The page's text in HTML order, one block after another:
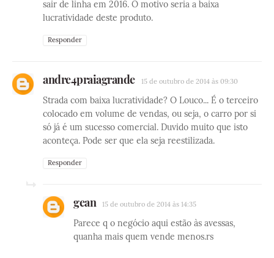
sair de linha em 2016. O motivo seria a baixa
lucratividade deste produto.
Responder
andre4praiagrande 15 de outubro de 2014 às 09:30
Strada com baixa lucratividade? O Louco... É o terceiro
colocado em volume de vendas, ou seja, o carro por si
só já é um sucesso comercial. Duvido muito que isto
aconteça. Pode ser que ela seja reestilizada.
Responder
gean 15 de outubro de 2014 às 14:35
Parece q o negócio aqui estão às avessas,
quanha mais quem vende menos.rs